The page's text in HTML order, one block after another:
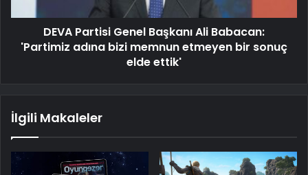
DEVA Partisi Genel Başkanı Ali Babacan:
'Partimiz adına bizi memnun etmeyen bir sonuç
elde ettik'
İlgili Makaleler